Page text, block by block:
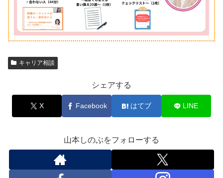
キャリア相談
シェアする
X Facebook はてブ LINE
山本しのぶをフォローする